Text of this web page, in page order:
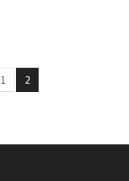
1 2